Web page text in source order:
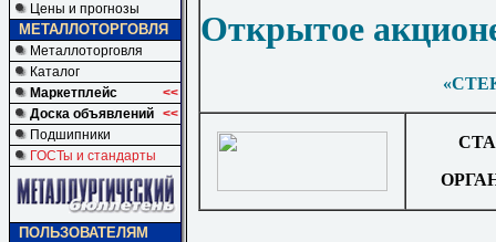
Цены и прогнозы
МЕТАЛЛОТОРГОВЛЯ
Металлоторговля
Каталог
Маркетплейс
<<
Доска объявлений <<
Подшипники
ГОСТы и стандарты
ПОЛЬЗОВАТЕЛЯМ
Открытое